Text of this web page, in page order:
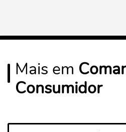
Mais em
Consumidor